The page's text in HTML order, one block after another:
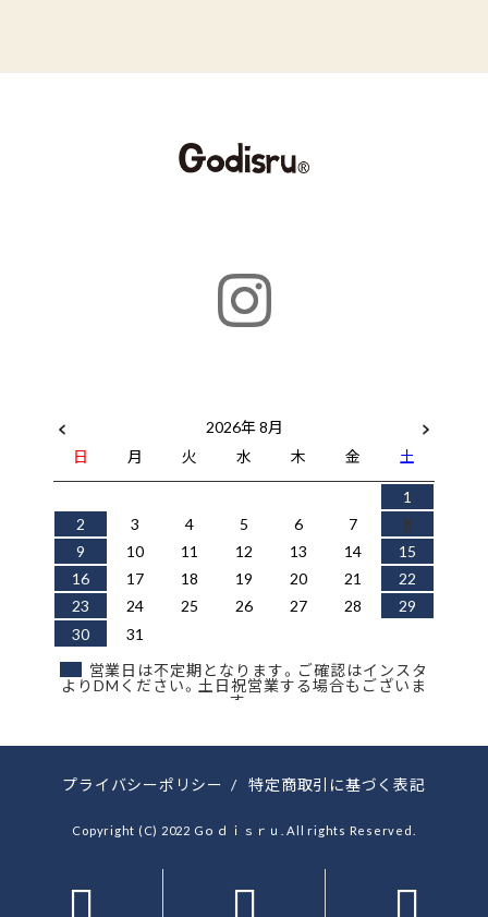
2026年 8月
日
月 火 水 木 金
土
1
2
3 4 5 6 7
8
9
10 11 12 13 14
15
16
17 18 19 20 21
22
23
24 25 26 27 28
29
30
31
営業日は不定期となります。ご確認はインスタ
よりDMください。土日祝営業する場合もございま
す。
プライバシーポリシー / 特定商取引に基づく表記
Copyright (C) 2022 Gｏｄｉｓｒｕ. All rights Reserved.